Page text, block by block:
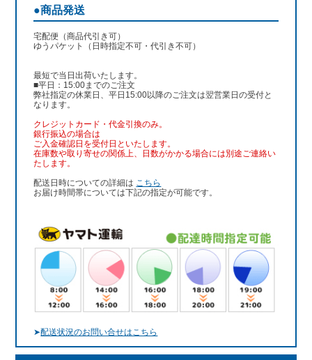
●商品発送
宅配便（商品代引き可）
ゆうパケット（日時指定不可・代引き不可）
最短で当日出荷いたします。
■平日：15:00までのご注文
弊社指定の休業日、平日15:00以降のご注文は翌営業日の受付と
なります。
クレジットカード・代金引換のみ。
銀行振込の場合は
ご入金確認日を受付日といたします。
在庫数や取り寄せの関係上、日数がかかる場合には別途ご連絡い
たします。
配送日時についての詳細は こちら
お届け時間帯については下記の指定が可能です。
➤配送状況のお問い合せはこちら